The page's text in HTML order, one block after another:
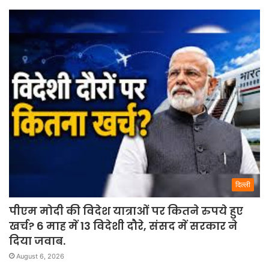
दिल्ली
पीएम मोदी की विदेश यात्राओं पर कितने रुपये हुए
खर्च? 6 माह में 13 विदेशी दौरे, संसद में सरकार ने
दिया जवाब.
August 6, 2026